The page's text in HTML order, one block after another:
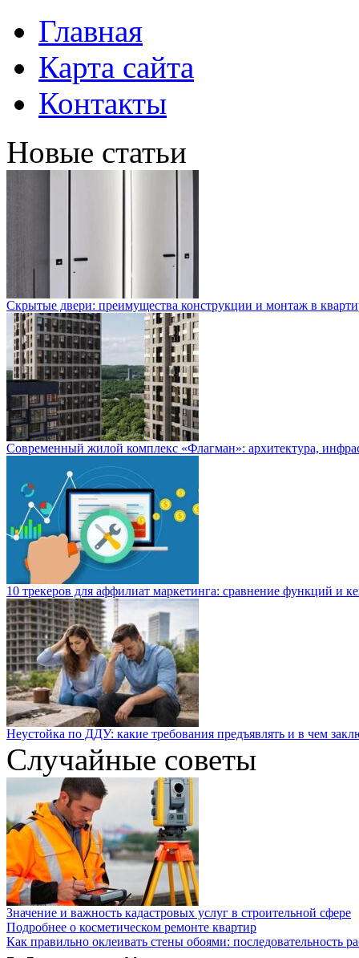
Главная
Карта сайта
Контакты
Новые статьи
Скрытые двери: преимущества конструкции и монтаж в
Современный жилой комплекс «Флагман»: архитектура,
10 трекеров для аффилиат маркетинга: сравнение функций и
Неустойка по ДДУ: какие требования предъявлять и в чем
Случайные советы
Значение и важность кадастровых услуг в строительной сфере
Подробнее о косметическом ремонте квартир
Как правильно оклеивать стены обоями: последовательность